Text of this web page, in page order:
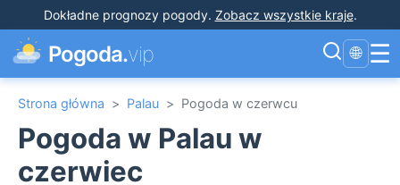
Dokładne prognozy pogody. Zobacz wszystkie kraje.
Pogoda.vip 🌐 ☰
Strona główna > Palau > Pogoda w czerwcu
Pogoda w Palau w
czerwiec